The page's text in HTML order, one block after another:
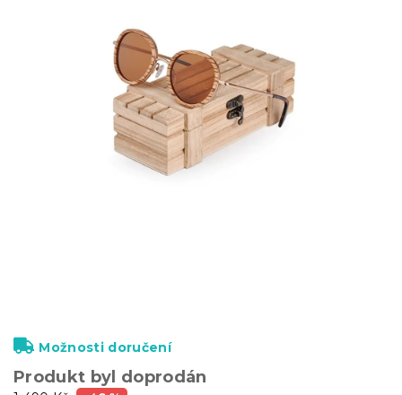
Produkt byl doprodán
Možnosti doručení